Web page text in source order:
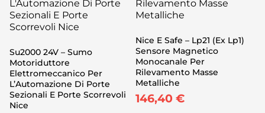
Su2000 24V – Sumo
Motoriduttore
Elettromeccanico Per
L’Automazione Di Porte
Sezionali E Porte Scorrevoli
Nice
Nice E Safe – Lp21 (Ex Lp1)
Sensore Magnetico
Monocanale Per
Rilevamento Masse
Metalliche
146,40 €